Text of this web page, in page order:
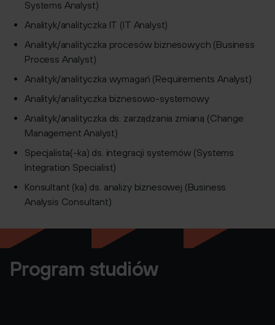
Systems Analyst)
Analityk/analityczka IT (IT Analyst)
Analityk/analityczka procesów biznesowych (Business
Process Analyst)
Analityk/analityczka wymagań (Requirements Analyst)
Analityk/analityczka biznesowo-systemowy
Analityk/analityczka ds. zarządzania zmianą (Change
Management Analyst)
Specjalista(-ka) ds. integracji systemów (Systems
Integration Specialist)
Konsultant (ka) ds. analizy biznesowej (Business
Analysis Consultant)
Program studiów